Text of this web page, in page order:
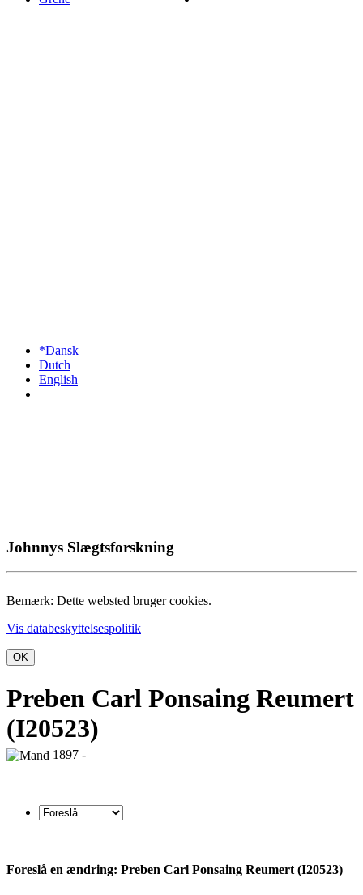
*Dansk
Dutch
English
Johnnys Slægtsforskning
Bemærk: Dette websted bruger cookies.
Vis databeskyttelsespolitik
OK
Preben Carl Ponsaing Reumert
(I20523)
1897 -
Foreslå en ændring: Preben Carl Ponsaing Reumert (I20523)